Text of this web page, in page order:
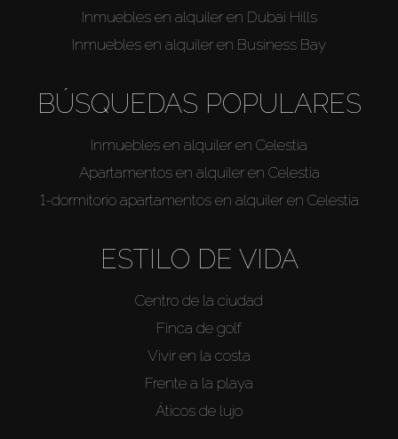
Inmuebles en alquiler en Dubai Hills
Inmuebles en alquiler en Business Bay
BÚSQUEDAS POPULARES
Inmuebles en alquiler en Celestia
Apartamentos en alquiler en Celestia
1-dormitorio apartamentos en alquiler en Celestia
ESTILO DE VIDA
Centro de la ciudad
Finca de golf
Vivir en la costa
Frente a la playa
Áticos de lujo